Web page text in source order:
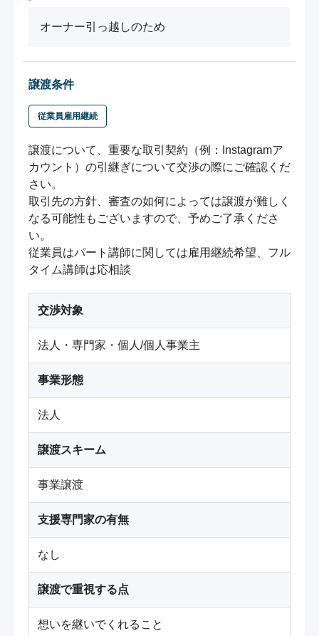
オーナー引っ越しのため
譲渡条件
従業員雇用継続
譲渡について、重要な取引契約（例：Instagramア
カウント）の引継ぎについて交渉の際にご確認くだ
さい。
取引先の方針、審査の如何によっては譲渡が難しく
なる可能性もございますので、予めご了承くださ
い。
従業員はパート講師に関しては雇用継続希望、フル
タイム講師は応相談
交渉対象
法人・専門家・個人/個人事業主
事業形態
法人
譲渡スキーム
事業譲渡
支援専門家の有無
なし
譲渡で重視する点
想いを継いでくれること